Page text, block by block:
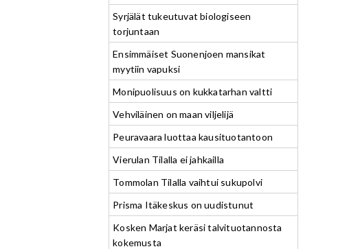
Syrjälät tukeutuvat biologiseen
torjuntaan
Ensimmäiset Suonenjoen mansikat
myytiin vapuksi
Monipuolisuus on kukkatarhan valtti
Vehviläinen on maan viljelijä
Peuravaara luottaa kausituotantoon
Vierulan Tilalla ei jahkailla
Tommolan Tilalla vaihtui sukupolvi
Prisma Itäkeskus on uudistunut
Kosken Marjat keräsi talvituotannosta
kokemusta